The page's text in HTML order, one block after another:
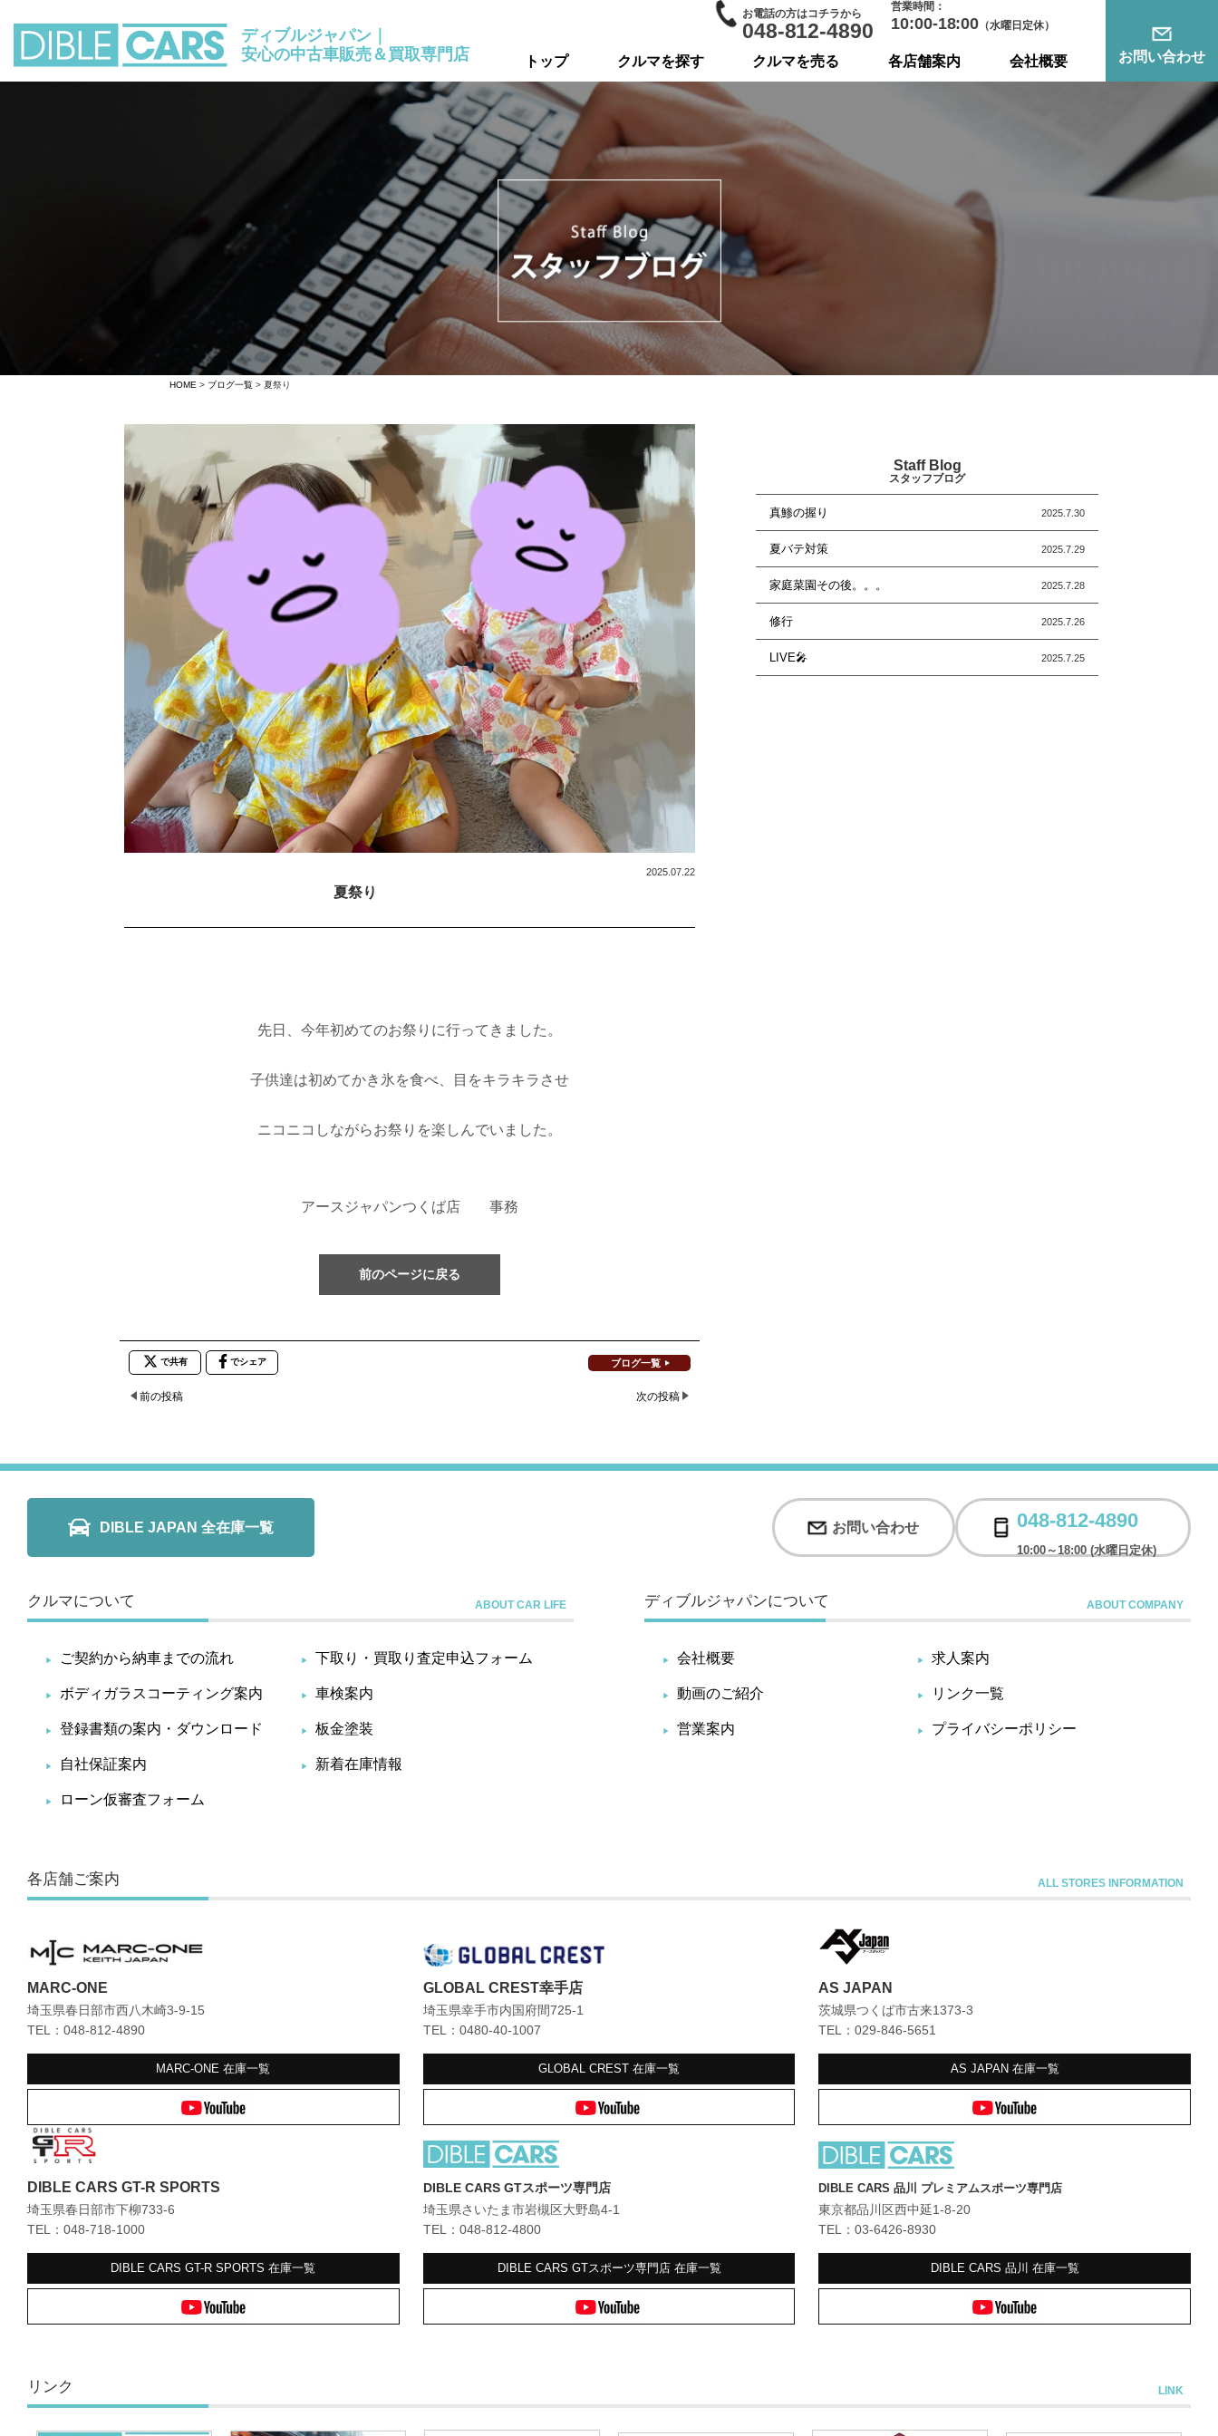
ディブルジャパン｜
安心の中古車販売＆買取専門店
お電話の方はコチラから
048-812-4890
営業時間：
10:00-18:00 （水曜日定休）
トップ クルマを探す クルマを売る 各店舗案内 会社概要 お問い合わせ
HOME > ブログ一覧 > 夏祭り
夏祭り
2025.07.22
先日、今年初めてのお祭りに行ってきました。
子供達は初めてかき氷を食べ、目をキラキラさせ
ニコニコしながらお祭りを楽しんでいました。
アースジャパンつくば店 事務
前のページに戻る
で共有 でシェア ブログ一覧
前の投稿 次の投稿
Staff Blog
スタッフブログ
真鯵の握り 2025.7.30
夏バテ対策 2025.7.29
家庭菜園その後。。。 2025.7.28
修行 2025.7.26
LIVE🎤 2025.7.25
DIBLE JAPAN 全在庫一覧 お問い合わせ 048-812-4890
10:00～18:00 (水曜日定休)
クルマについて
ご契約から納車までの流れ 下取り・買取り査定申込フォーム
ボディガラスコーティング案内 車検案内
登録書類の案内・ダウンロード 板金塗装
自社保証案内 新着在庫情報
ローン仮審査フォーム
ディブルジャパンについて
会社概要 求人案内
動画のご紹介 リンク一覧
営業案内 プライバシーポリシー
各店舗ご案内
MARC-ONE
埼玉県春日部市西八木崎3-9-15
TEL：048-812-4890
MARC-ONE在庫一覧
GLOBAL CREST幸手店
埼玉県幸手市内国府間725-1
TEL：0480-40-1007
GLOBAL CREST 在庫一覧
AS JAPAN
茨城県つくば市古来1373-3
TEL：029-846-5651
AS JAPAN 在庫一覧
DIBLE CARS GT-R SPORTS
埼玉県春日部市下柳733-6
TEL：048-718-1000
DIBLE CARS GT-R SPORTS在庫一覧
DIBLE CARS GTスポーツ専門店
埼玉県さいたま市岩槻区大野島4-1
TEL：048-812-4800
DIBLE CARS GTスポーツ専門店 在庫一覧
DIBLE CARS 品川 プレミアムスポーツ専門店
東京都品川区西中延1-8-20
TEL：03-6426-8930
DIBLE CARS 品川 在庫一覧
リンク